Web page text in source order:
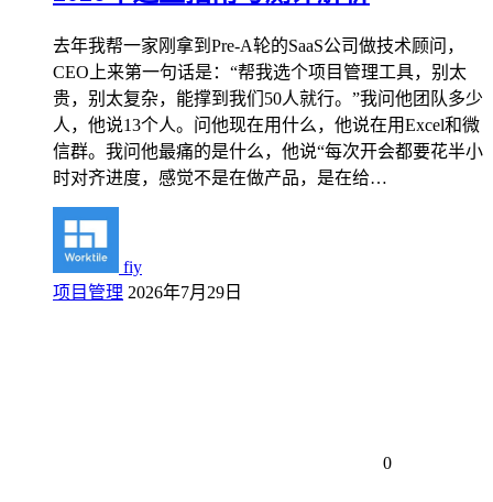
去年我帮一家刚拿到Pre-A轮的SaaS公司做技术顾问，
CEO上来第一句话是：“帮我选个项目管理工具，别太
贵，别太复杂，能撑到我们50人就行。”我问他团队多少
人，他说13个人。问他现在用什么，他说在用Excel和微
信群。我问他最痛的是什么，他说“每次开会都要花半小
时对齐进度，感觉不是在做产品，是在给…
fiy
项目管理 2026年7月29日
0